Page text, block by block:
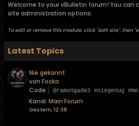
Welcome to your vBulletin forum! You can
site administration options.
To edit or remove this module, click "edit site", then
Latest Topics
Nie gekannt
von Focka
Code:
@ramongade3 #niegenug
Kanal: Main Forum
Gestern, 12:38